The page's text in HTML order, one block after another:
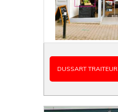
DUSSART TRAITEUR